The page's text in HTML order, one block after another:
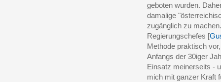
geboten wurden.
damalige
zugänglich zu
Regierungschefes [
Methode praktisch
Anfangs der 30iger
Einsatz meinerseits -
mich mit ganzer Kraft